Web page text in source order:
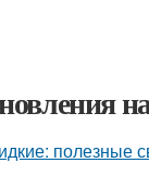
полезные